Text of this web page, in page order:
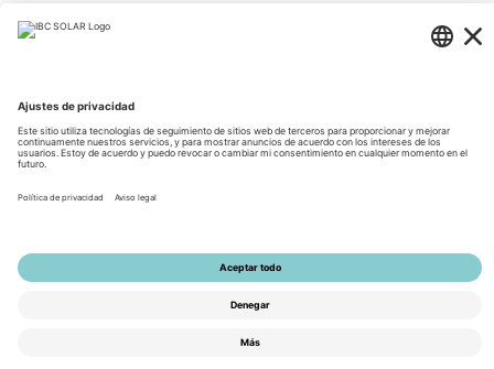
Información corporativa
La configuración de privacidad